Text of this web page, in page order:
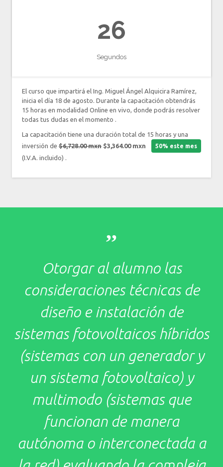
25
Segundos
El curso que impartirá el Ing. Miguel Ángel Alquicira Ramírez,
inicia el día 18 de agosto. Durante la capacitación obtendrás
15 horas en modalidad Online en vivo, donde podrás resolver
todas tus dudas en el momento .
La capacitación tiene una duración total de 15 horas y una
inversión de $6,728.00 mxn $3,364.00 mxn 50% este mes
(I.V.A. incluido) .
,,
Otorgar al alumno las
consideraciones técnicas de
diseño e instalación de
sistemas fotovoltaicos híbridos
(sistemas con un generador y
un sistema fotovoltaico) y
multimodo (sistemas que
funcionan de manera
autónoma o interconectada a